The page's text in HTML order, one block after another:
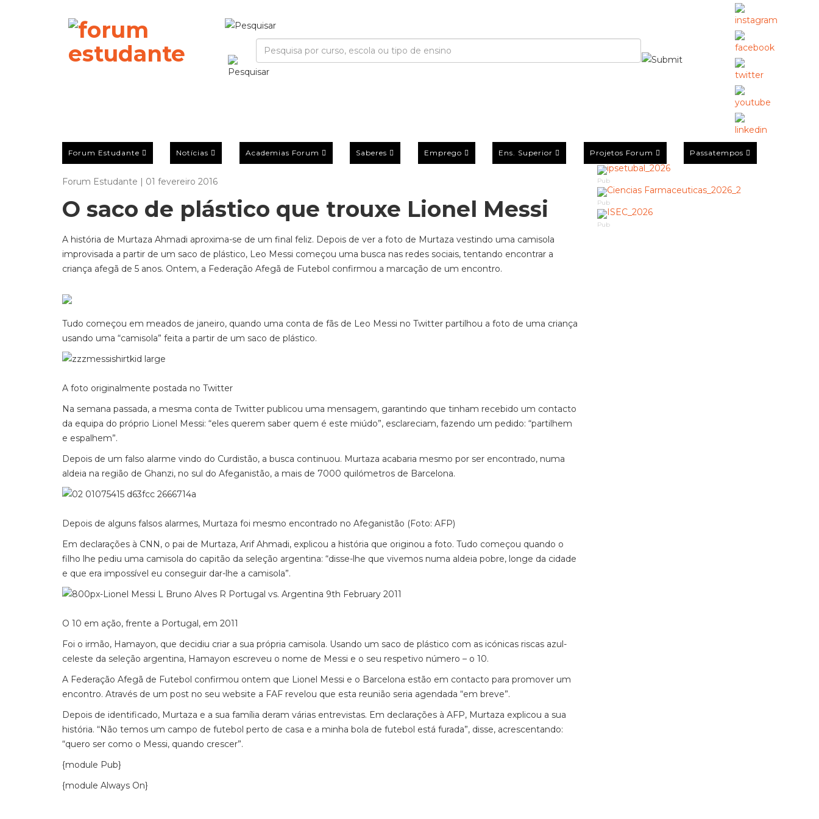
Forum Estudante Notícias Academias Forum Saberes Emprego Ens. Superior Projetos Forum Passatempos
Forum Estudante | 01 fevereiro 2016
O saco de plástico que trouxe Lionel Messi
A história de Murtaza Ahmadi aproxima-se de um final feliz. Depois de ver a foto de Murtaza vestindo uma camisola
improvisada a partir de um saco de plástico, Leo Messi começou uma busca nas redes sociais, tentando encontrar a
criança afegã de 5 anos. Ontem, a Federação Afegã de Futebol confirmou a marcação de um encontro.
Tudo começou em meados de janeiro, quando uma conta de fãs de Leo Messi no Twitter partilhou a foto de uma criança
usando uma “camisola” feita a partir de um saco de plástico.
A foto originalmente postada no Twitter
Na semana passada, a mesma conta de Twitter publicou uma mensagem, garantindo que tinham recebido um contacto
da equipa do próprio Lionel Messi: “eles querem saber quem é este miúdo”, esclareciam, fazendo um pedido: “partilhem
e espalhem”.
Depois de um falso alarme vindo do Curdistão, a busca continuou. Murtaza acabaria mesmo por ser encontrado, numa
aldeia na região de Ghanzi, no sul do Afeganistão, a mais de 7000 quilómetros de Barcelona.
Depois de alguns falsos alarmes, Murtaza foi mesmo encontrado no Afeganistão (Foto: AFP)
Em declarações à CNN, o pai de Murtaza, Arif Ahmadi, explicou a história que originou a foto. Tudo começou quando o
filho lhe pediu uma camisola do capitão da seleção argentina: “disse-lhe que vivemos numa aldeia pobre, longe da cidade
e que era impossível eu conseguir dar-lhe a camisola”.
O 10 em ação, frente a Portugal, em 2011
Foi o irmão, Hamayon, que decidiu criar a sua própria camisola. Usando um saco de plástico com as icónicas riscas azul-
celeste da seleção argentina, Hamayon escreveu o nome de Messi e o seu respetivo número – o 10.
A Federação Afegã de Futebol confirmou ontem que Lionel Messi e o Barcelona estão em contacto para promover um
encontro. Através de um post no seu website a FAF revelou que esta reunião seria agendada “em breve”.
Depois de identificado, Murtaza e a sua família deram várias entrevistas. Em declarações à AFP, Murtaza explicou a sua
história. “Não temos um campo de futebol perto de casa e a minha bola de futebol está furada”, disse, acrescentando:
“quero ser como o Messi, quando crescer”.
{module Pub}
{module Always On}
Pub
Pub
Pub